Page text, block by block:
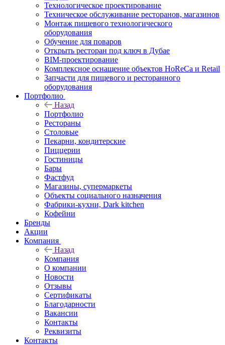
Технологическое проектирование
Техническое обслуживание ресторанов, магазинов
Монтаж пищевого технологического
оборудования
Обучение для поваров
Открыть ресторан под ключ в Дубае
BIM-проектирование
Комплексное оснащение объектов HoReCa и Retail
Запчасти для пищевого и ресторанного
оборудования
Портфолио
Назад
Портфолио
Рестораны
Столовые
Пекарни, кондитерские
Пиццерии
Гостиницы
Бары
Фастфуд
Магазины, супермаркеты
Объекты социального назначения
Фабрики-кухни, Dark kitchen
Кофейни
Бренды
Акции
Компания
Назад
Компания
О компании
Новости
Отзывы
Сертификаты
Благодарности
Вакансии
Контакты
Реквизиты
Контакты